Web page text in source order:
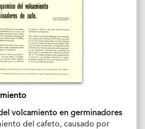
volcamiento en germinadores
del cafeto, causado por